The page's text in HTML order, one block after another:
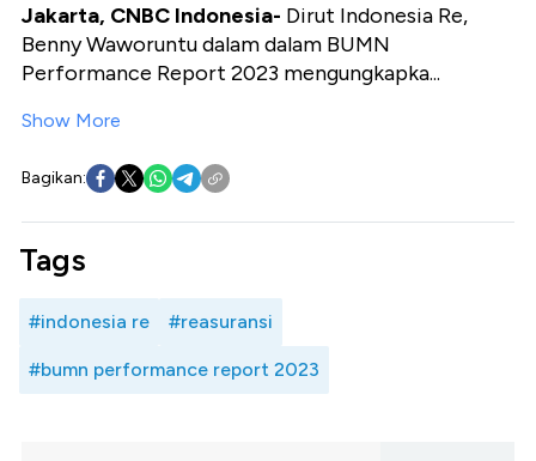
Jakarta, CNBC Indonesia- Dirut Indonesia Re,
Benny Waworuntu dalam dalam BUMN
Performance Report 2023 mengungkapka...
Show More
Bagikan:
Tags
#indonesia re #reasuransi
#bumn performance report 2023